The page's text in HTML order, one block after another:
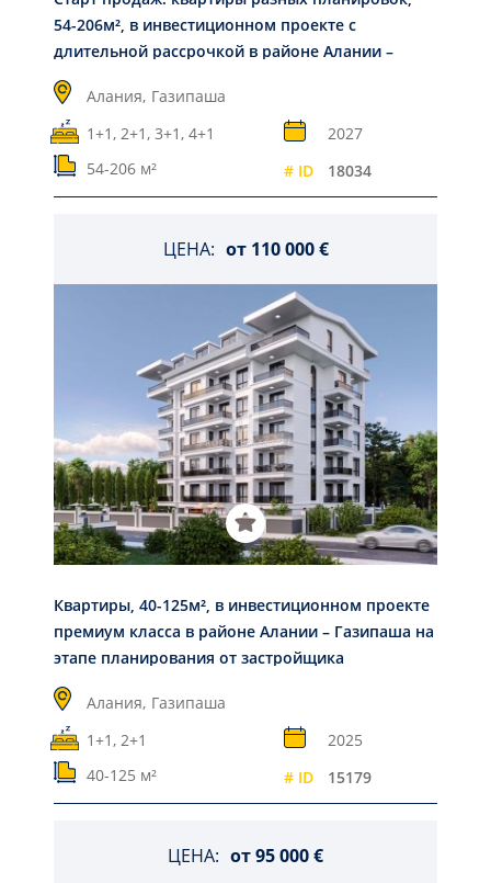
54-206м², в инвестиционном проекте с
длительной рассрочкой в районе Алании –
Газипаша
Алания, Газипаша
1+1, 2+1, 3+1, 4+1
2027
54-206 м²
# ID 18034
ЦЕНА: от 110 000 €
Квартиры, 40-125м², в инвестиционном проекте
премиум класса в районе Алании – Газипаша на
этапе планирования от застройщика
Алания, Газипаша
1+1, 2+1
2025
40-125 м²
# ID 15179
ЦЕНА: от95 000 €